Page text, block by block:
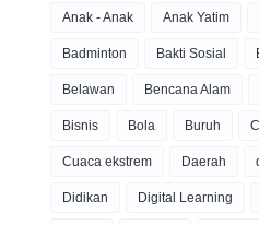
Anak - Anak Anak Yatim
Badminton Bakti Sosial
Belawan Bencana Alam
Bisnis Bola Buruh
Cuaca ekstrem Daerah
Didikan Digital Learning